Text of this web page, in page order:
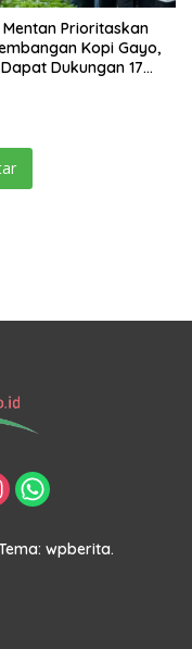
Mentan Prioritaskan
Kopi Gayo,
Dukungan 17
wpberita.